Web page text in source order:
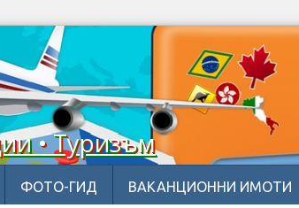
• Туризъм
ФОТО-ГИД ВАКАНЦИОННИ ИМОТИ